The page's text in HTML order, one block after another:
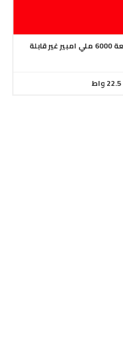
بسعة 6000 ملي امبير غير قابلة